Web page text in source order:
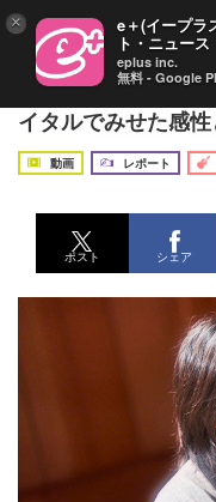
「異才ピアニスト
イタルでみせた感
動画 レポート
ポスト シェア
× e＋(イープラ
ト・ニュー
eplus inc.
無料 - Google